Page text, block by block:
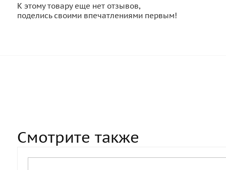
К этому товару еще нет отзывов,
поделись своими впечатлениями первым!
Смотрите также